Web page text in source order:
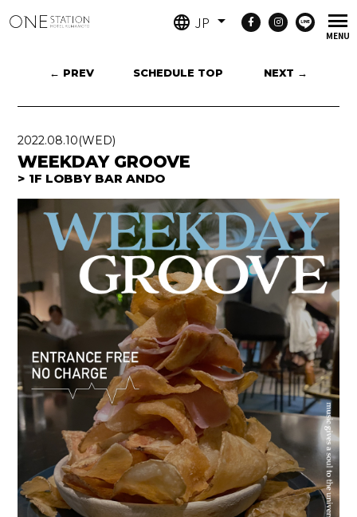
JP
← PREV SCHEDULE TOP NEXT →
2022.08.10(WED)
WEEKDAY GROOVE
1F LOBBY BAR ANDO